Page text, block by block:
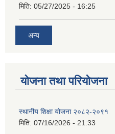
मिति: 05/27/2025 - 16:25
अन्य
योजना तथा परियोजना
स्थानीय शिक्षा योजना २०८२-२०९१
मिति: 07/16/2026 - 21:33